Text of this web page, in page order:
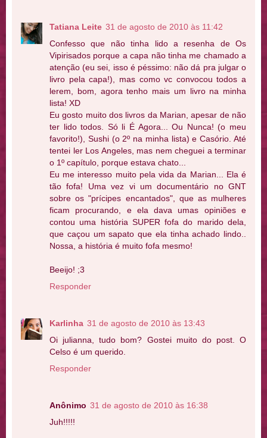
Tatiana Leite 31 de agosto de 2010 às 11:42
Confesso que não tinha lido a resenha de Os
Vipirisados porque a capa não tinha me chamado a
atenção (eu sei, isso é péssimo: não dá pra julgar o
livro pela capa!), mas como vc convocou todos a
lerem, bom, agora tenho mais um livro na minha
lista! XD
Eu gosto muito dos livros da Marian, apesar de não
ter lido todos. Só li É Agora... Ou Nunca! (o meu
favorito!), Sushi (o 2º na minha lista) e Casório. Até
tentei ler Los Angeles, mas nem cheguei a terminar
o 1º capítulo, porque estava chato...
Eu me interesso muito pela vida da Marian... Ela é
tão fofa! Uma vez vi um documentário no GNT
sobre os "prícipes encantados", que as mulheres
ficam procurando, e ela dava umas opiniões e
contou uma história SUPER fofa do marido dela,
que caçou um sapato que ela tinha achado lindo..
Nossa, a história é muito fofa mesmo!
Beeijo! ;3
Responder
Karlinha 31 de agosto de 2010 às 13:43
Oi julianna, tudo bom? Gostei muito do post. O
Celso é um querido.
Responder
Anônimo 31 de agosto de 2010 às 16:38
Juh!!!!!